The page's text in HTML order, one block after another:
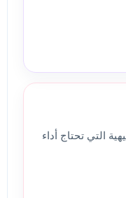
التي تحتاج أداء